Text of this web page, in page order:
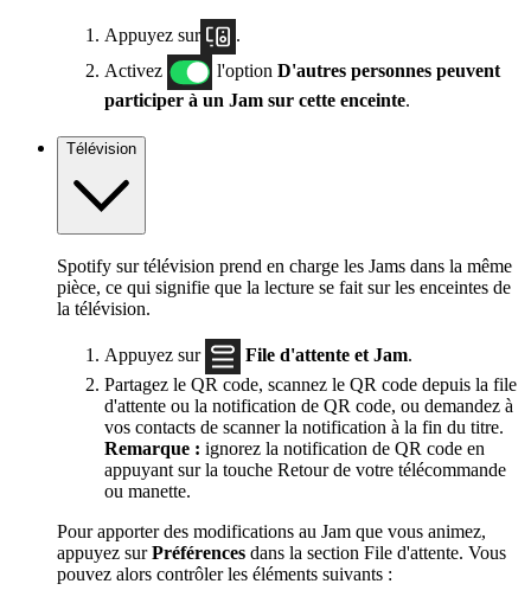
Appuyez sur
.
Activez
l'option D'autres personnes peuvent
participer à un Jam sur cette enceinte.
Télévision
Spotify sur télévision prend en charge les Jams dans la même
pièce, ce qui signifie que la lecture se fait sur les enceintes de
la télévision.
Appuyez sur File d'attente et Jam.
Partagez le QR code, scannez le QR code depuis la file
d'attente ou la notification de QR code, ou demandez à
vos contacts de scanner la notification à la fin du titre.
Remarque : ignorez la notification de QR code en
appuyant sur la touche Retour de votre télécommande
ou manette.
Pour apporter des modifications au Jam que vous animez,
appuyez surPréférences dans la section File d'attente. Vous
pouvez alors contrôler les éléments suivants :